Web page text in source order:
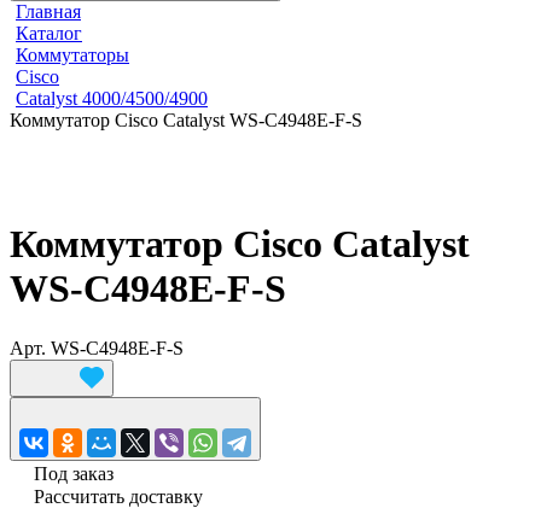
Главная
Каталог
Коммутаторы
Cisco
Catalyst 4000/4500/4900
Коммутатор Cisco Catalyst WS-C4948E-F-S
Коммутатор Cisco Catalyst
WS-C4948E-F-S
Арт. WS-C4948E-F-S
Под заказ
Рассчитать доставку